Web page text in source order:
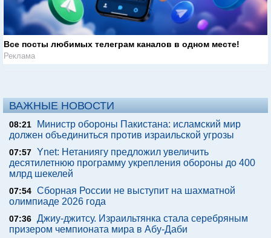
Все посты любимых телеграм каналов в одном месте!
Реклама
ВАЖНЫЕ НОВОСТИ
08:21
Министр обороны Пакистана: исламский мир
должен объединиться против израильской угрозы
07:57 Ynet: Нетаниягу предложил увеличить
десятилетнюю программу укрепления обороны до 400
млрд шекелей
07:54 Сборная России не выступит на шахматной
олимпиаде 2026 года
07:36 Джиу-джитсу. Израильтянка стала серебряным
призером чемпионата мира в Абу-Даби